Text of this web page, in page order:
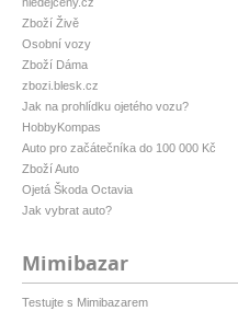
Zboží Živě
Osobní vozy
Zboží Dáma
zbozi.blesk.cz
Jak na prohlídku ojetého vozu?
HobbyKompas
Auto pro začátečníka do 100 000 Kč
Zboží Auto
Ojetá Škoda Octavia
Jak vybrat auto?
Mimibazar
Testujte s Mimibazarem